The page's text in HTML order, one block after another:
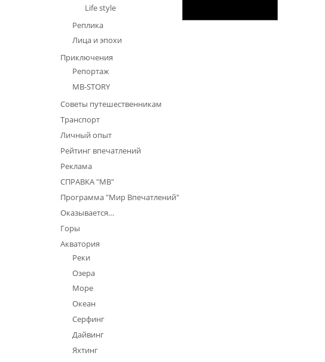
Life style
Реплика
Лица и эпохи
Приключения
Репортаж
МВ-STORY
Советы путешественникам
Транспорт
Личный опыт
Рейтинг впечатлений
Реклама
СПРАВКА "МВ"
Программа "Мир Впечатлений"
Оказывается…
Горы
Акватория
Реки
Озера
Море
Океан
Серфинг
Дайвинг
Яхтинг